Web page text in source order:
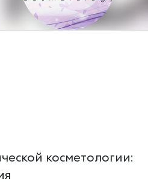
косметологии: